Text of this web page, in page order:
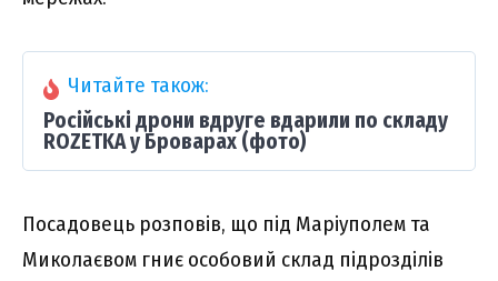
Читайте також:
Російські дрони вдруге вдарили по складу
ROZETKA у Броварах (фото)
Посадовець розповів, що під Маріуполем та
Миколаєвом гниє особовий склад підрозділів